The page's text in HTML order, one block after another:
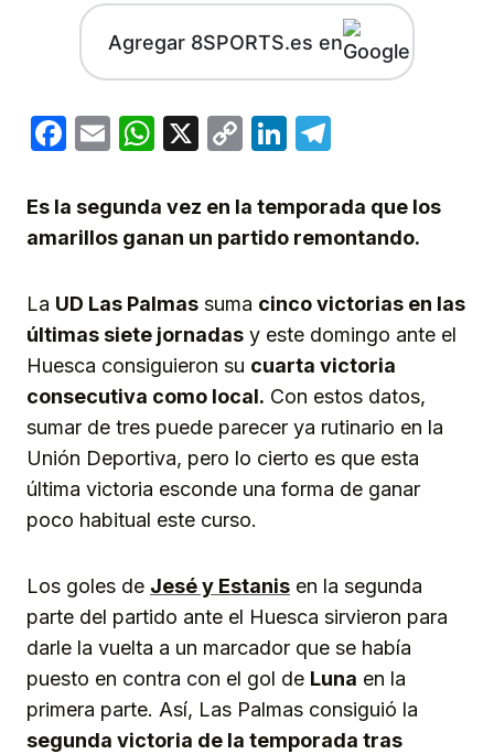
Agregar 8SPORTS.es en
Facebook
EmailWhatsApp
X
CopyLinkedIn
Es la segunda vez en la temporada que los
amarillos ganan un partido remontando.
La UD Las Palmas suma cinco victorias en las
últimas siete jornadas y este domingo ante el
Huesca consiguieron su cuarta victoria
consecutiva como local. Con estos datos,
sumar de tres puede parecer ya rutinario en la
Unión Deportiva, pero lo cierto es que esta
última victoria esconde una forma de ganar
poco habitual este curso.
Los goles de Jesé y Estanis en la segunda
parte del partido ante el Huesca sirvieron para
darle la vuelta a un marcador que se había
puesto en contra con el gol de Luna en la
primera parte. Así, Las Palmas consiguió la
segunda victoria de la temporada tras